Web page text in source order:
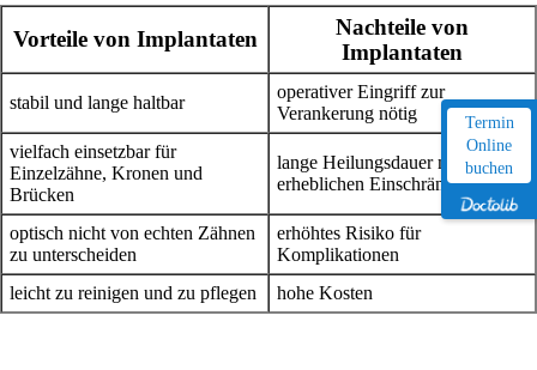
Vorteile von Implantaten
Nachteile von
Implantaten
stabil und lange haltbar
operativer Eingriff zur
Verankerung nötig
vielfach einsetzbar für
Einzelzähne, Kronen und
Brücken
lange Heilungsdauer mit
erheblichen Einschränkungen
optisch nicht von echten Zähnen
zu unterscheiden
erhöhtes Risiko für
Komplikationen
leicht zu reinigen und zu pflegen
hohe Kosten
Termin
Online
buchen